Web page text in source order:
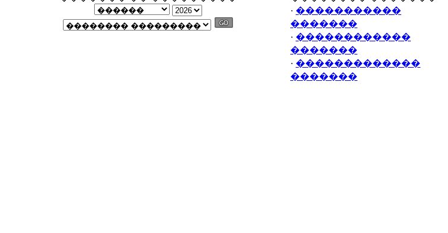
· �����������
�������
· ������������
�������
· �������������
�������